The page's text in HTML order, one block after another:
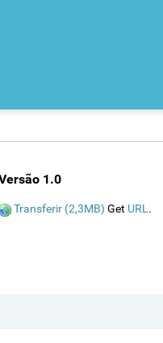
1.0
Transferir (2,3MB) Get URL.